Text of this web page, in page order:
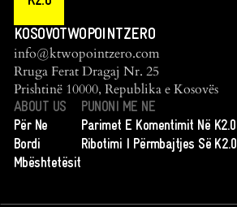
KOSOVOTWOPOINTZERO
info@ktwopointzero.com
Rruga Ferat Dragaj Nr. 25
Prishtinë 10000, Republika e Kosovës
ABOUT US
Për Ne
Bordi
Mbështetësit
PUNONI ME NE
Parimet E Komentimit Në K2.0
Ribotimi I Përmbajtjes Së K2.0